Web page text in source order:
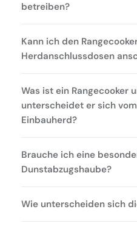
betreiben?
Kann ich den
Herdanschlussdosen
Was ist ein Rangecooker
unterscheidet er sich
Einbauherd?
Brauche ich eine
Dunstabzugshaube?
Wie unterscheiden sich